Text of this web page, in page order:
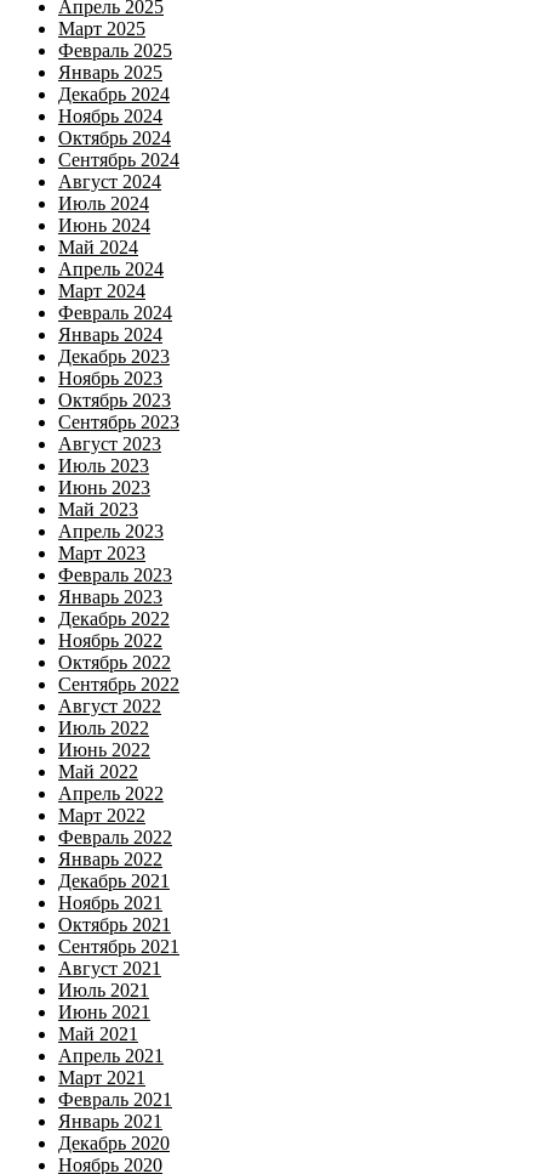
Апрель 2025
Март 2025
Февраль 2025
Январь 2025
Декабрь 2024
Ноябрь 2024
Октябрь 2024
Сентябрь 2024
Август 2024
Июль 2024
Июнь 2024
Май 2024
Апрель 2024
Март 2024
Февраль 2024
Январь 2024
Декабрь 2023
Ноябрь 2023
Октябрь 2023
Сентябрь 2023
Август 2023
Июль 2023
Июнь 2023
Май 2023
Апрель 2023
Март 2023
Февраль 2023
Январь 2023
Декабрь 2022
Ноябрь 2022
Октябрь 2022
Сентябрь 2022
Август 2022
Июль 2022
Июнь 2022
Май 2022
Апрель 2022
Март 2022
Февраль 2022
Январь 2022
Декабрь 2021
Ноябрь 2021
Октябрь 2021
Сентябрь 2021
Август 2021
Июль 2021
Июнь 2021
Май 2021
Апрель 2021
Март 2021
Февраль 2021
Январь 2021
Декабрь 2020
Ноябрь 2020